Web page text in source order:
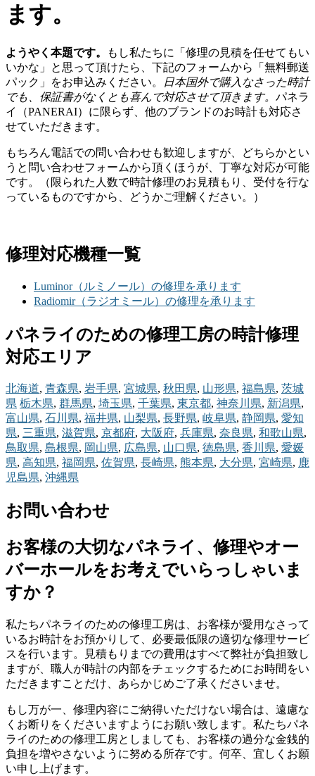
ます。
ようやく本題です。
もし私たちに「修理の見積を任せてもい
いかな」と思って頂けたら、下記のフォームから「無料郵送
パック」をお申込みください。
日本国外で購入なさった時計
でも、保証書がなくとも喜んで対応させて頂きます。 パネラ
イ（PANERAI）に限らず、他のブランドのお時計も対応さ
せていただきます。
もちろん電話での問い合わせも歓迎しますが、どちらかとい
うと問い合わせフォームから頂くほうが、丁寧な対応が可能
です。（限られた人数で時計修理のお見積もり、受付を行な
っているものですから、どうかご理解ください。）
修理対応機種一覧
Luminor（ルミノール）の修理を承ります
Radiomir（ラジオミール）の修理を承ります
パネライのための修理工房の時計修理
対応エリア
北海道, 青森県, 岩手県, 宮城県, 秋田県, 山形県, 福島県, 茨城
県 栃木県, 群馬県, 埼玉県, 千葉県, 東京都, 神奈川県, 新潟県,
富山県, 石川県, 福井県, 山梨県, 長野県, 岐阜県, 静岡県, 愛知
県, 三重県, 滋賀県, 京都府, 大阪府, 兵庫県, 奈良県, 和歌山県,
鳥取県, 島根県, 岡山県, 広島県, 山口県, 徳島県, 香川県, 愛媛
県, 高知県, 福岡県, 佐賀県, 長崎県, 熊本県, 大分県, 宮崎県, 鹿
児島県, 沖縄県
お問い合わせ
お客様の大切なパネライ、修理やオー
バーホールをお考えでいらっしゃいま
すか？
私たちパネライのための修理工房は、お客様が愛用なさって
いるお時計をお預かりして、必要最低限の適切な修理サービ
スを行います。見積もりまでの費用はすべて弊社が負担致し
ますが、職人が時計の内部をチェックするためにお時間をい
ただきますことだけ、あらかじめご了承くださいませ。
もし万が一、修理内容にご納得いただけない場合は、遠慮な
くお断りをくださいますようにお願い致します。私たちパネ
ライのための修理工房としましても、お客様の過分な金銭的
負担を増やさないように努める所存です。何卒、宜しくお願
い申し上げます。